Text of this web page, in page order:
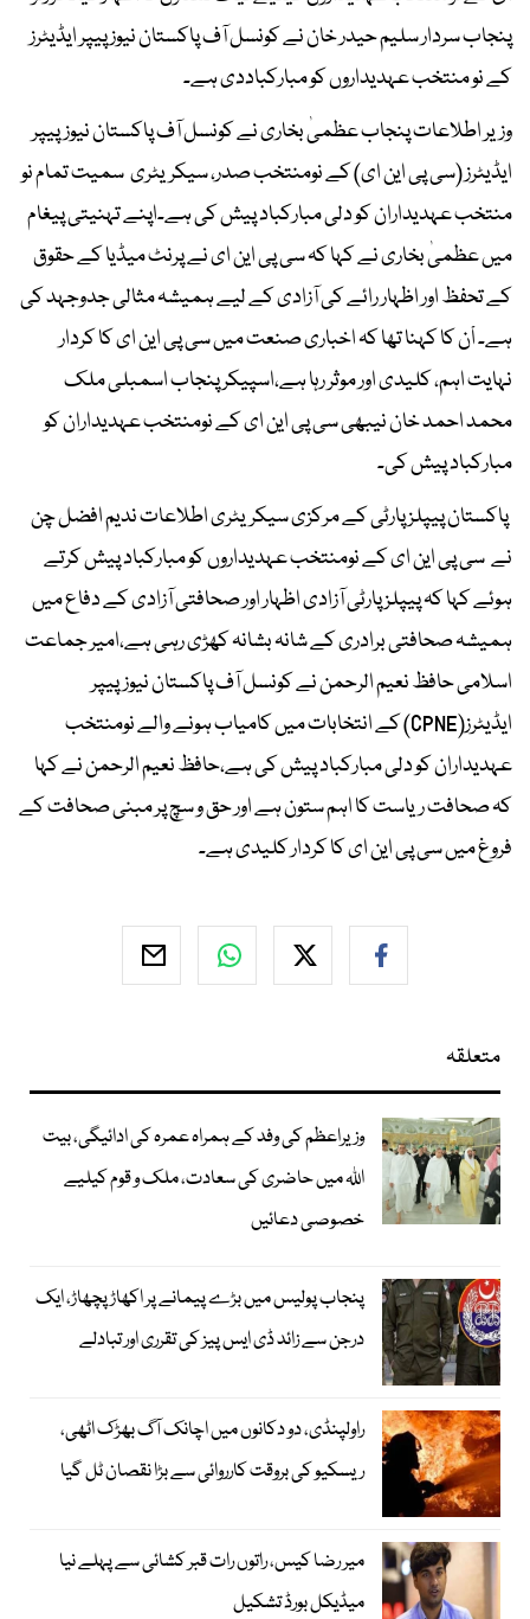
پنجاب سردار سلیم حیدر خان نے کونسل آف پاکستان نیوز پیپر ایڈیٹرز
کے نو منتخب عہدیداروں کو مبارکباددی ہے۔
وزیر اطلاعات پنجاب عظمیٰ بخاری نے کونسل آف پاکستان نیوزپیپر
ایڈیٹرز (سی پی این ای) کے نومنتخب صدر، سیکریٹری سمیت تمام نو
منتخب عہدیداران کو دلی مبارکباد پیش کی ہے۔اپنے تہنیتی پیغام
میں عظمیٰ بخاری نے کہا کہ سی پی این ای نے پرنٹ میڈیا کے حقوق
کے تحفظ اور اظہار رائے کی آزادی کے لیے ہمیشہ مثالی جدوجہد کی
ہے۔ اْن کا کہنا تھا کہ اخباری صنعت میں سی پی این ای کا کردار
نہایت اہم، کلیدی اور موثر رہا ہے،اسپیکر پنجاب اسمبلی ملک
محمد احمد خان نیبھی سی پی این ای کے نومنتخب عہدیداران کو
مبارکباد پیش کی۔
پاکستان پیپلز پارٹی کے مرکزی سیکریٹری اطلاعات ندیم افضل چن
نے سی پی این ای کے نومنتخب عہدیداروں کو مبارکباد پیش کرتے
ہوئے کہا کہ پیپلز پارٹی آزادی اظہار اور صحافتی آزادی کے دفاع میں
ہمیشہ صحافتی برادری کے شانہ بشانہ کھڑی رہی ہے،امیر جماعت
اسلامی حافظ نعیم الرحمن نے کونسل آف پاکستان نیوزپیپر
ایڈیٹرز(CPNE) کے انتخابات میں کامیاب ہونے والے نومنتخب
عہدیداران کو دلی مبارکباد پیش کی ہے،حافظ نعیم الرحمن نے کہا
کہ صحافت ریاست کا اہم ستون ہے اور حق و سچ پر مبنی صحافت کے
فروغ میں سی پی این ای کا کردار کلیدی ہے۔
متعلقہ
وزیراعظم کی وفد کے ہمراہ عمرہ کی ادائیگی، بیت
اللہ میں حاضری کی سعادت، ملک و قوم کیلیے
خصوصی دعائیں
پنجاب پولیس میں بڑے پیمانے پر اکھاڑ پچھاڑ، ایک
درجن سے زائد ڈی ایس پیز کی تقرری اور تبادلے
راولپنڈی، دو دکانوں میں اچانک آگ بھڑک اٹھی،
ریسکیو کی بروقت کارروائی سے بڑا نقصان ٹل گیا
میر رضا کیس، راتوں رات قبر کشائی سے پہلے نیا
میڈیکل بورڈ تشکیل